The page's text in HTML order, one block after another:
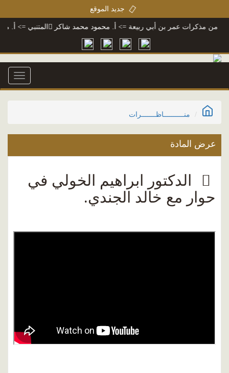
جديد الموقع
المتنبي=> أ. مذكرات عمر بن أبي ربيعة => أ. محمود محمد شاكر
Toggle
منــــــــــاظـــــــرات
عرض المادة
الدكتور ابراهيم الخولي في
حوار مع خالد الجندي.